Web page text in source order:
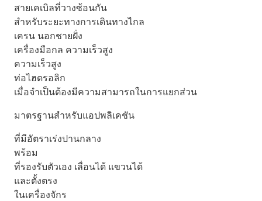
สายเคเบิลที่วางซ้อนกัน
สำหรับระยะทางการเดินทางไกล
เครน นอกชายฝั่ง
เครื่องมือกล ความเร็วสูง
ความเร็วสูง
ท่อไฮดรอลิก
เมื่อจำเป็นต้องมีความสามารถในการแยกส่วน
มาตรฐานสำหรับแอปพลิเคชัน
ที่มีอัตราเร่งปานกลาง
พร้อม
ที่รองรับตัวเอง เลื่อนได้ แขวนได้
และตั้งตรง
ในเครื่องจักร